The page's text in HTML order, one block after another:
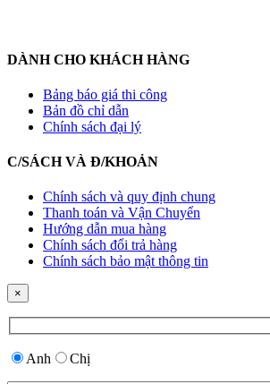
DÀNH CHO KHÁCH HÀNG
Bảng báo giá thi công
Bản đồ chỉ dẫn
Chính sách đại lý
C/SÁCH VÀ Đ/KHOẢN
Chính sách và quy định chung
Thanh toán và Vận Chuyển
Hướng dẫn mua hàng
Chính sách đổi trả hàng
Chính sách bảo mật thông tin
×
Anh Chị